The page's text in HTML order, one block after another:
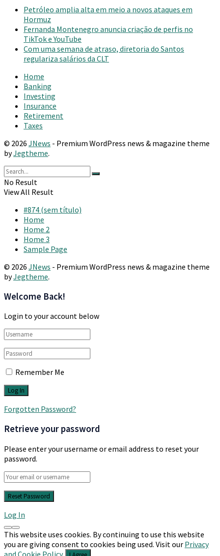
Petróleo amplia alta em meio a novos ataques em
Hormuz
Fernanda Montenegro anuncia criação de perfis no
TikTok e YouTube
Com uma semana de atraso, diretoria do Santos
regulariza salários da CLT
Home
Banking
Investing
Insurance
Retirement
Taxes
© 2026 JNews - Premium WordPress news & magazine theme
byJegtheme.
No Result
View All Result
#874 (sem título)
Home
Home 2
Home 3
Sample Page
© 2026 JNews - Premium WordPress news & magazine theme
byJegtheme.
Welcome Back!
Login to your account below
Remember Me
Forgotten Password?
Retrieve your password
Please enter your username or email address to reset your
password.
Log In
This website uses cookies. By continuing to use this website
you are giving consent to cookies being used. Visit our Privacy
and Cookie Policy.